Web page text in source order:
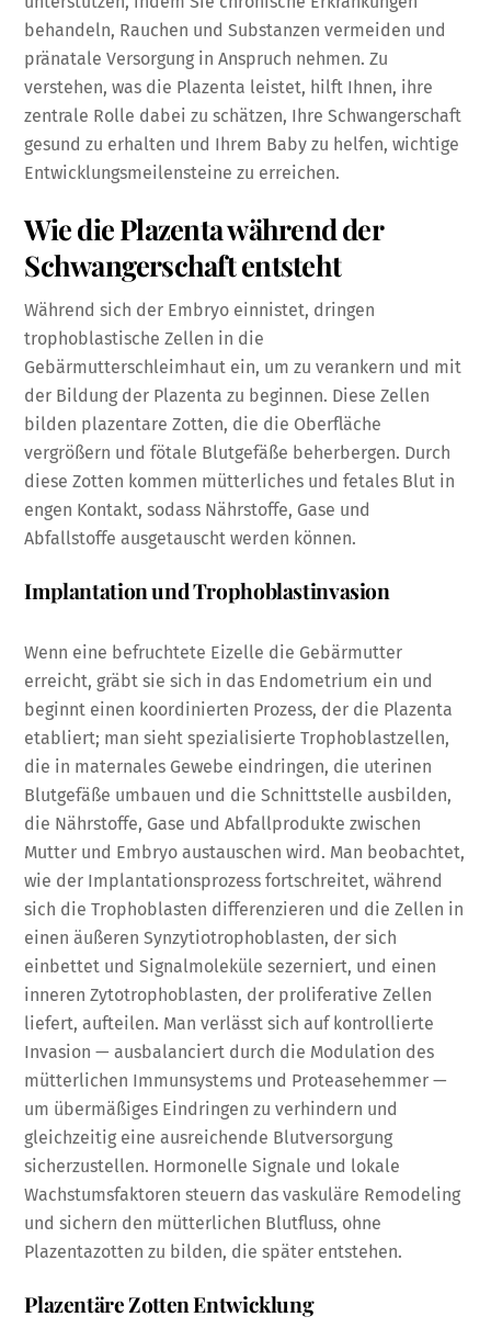
behandeln, Rauchen und Substanzen vermeiden und
pränatale Versorgung in Anspruch nehmen. Zu
verstehen, was die Plazenta leistet, hilft Ihnen, ihre
zentrale Rolle dabei zu schätzen, Ihre Schwangerschaft
gesund zu erhalten und Ihrem Baby zu helfen, wichtige
Entwicklungsmeilensteine zu erreichen.
Wie die Plazenta während der
Schwangerschaft entsteht
Während sich der Embryo einnistet, dringen
trophoblastische Zellen in die
Gebärmutterschleimhaut ein, um zu verankern und mit
der Bildung der Plazenta zu beginnen. Diese Zellen
bilden plazentare Zotten, die die Oberfläche
vergrößern und fötale Blutgefäße beherbergen. Durch
diese Zotten kommen mütterliches und fetales Blut in
engen Kontakt, sodass Nährstoffe, Gase und
Abfallstoffe ausgetauscht werden können.
Implantation und Trophoblastinvasion
Wenn eine befruchtete Eizelle die Gebärmutter
erreicht, gräbt sie sich in das Endometrium ein und
beginnt einen koordinierten Prozess, der die Plazenta
etabliert; man sieht spezialisierte Trophoblastzellen,
die in maternales Gewebe eindringen, die uterinen
Blutgefäße umbauen und die Schnittstelle ausbilden,
die Nährstoffe, Gase und Abfallprodukte zwischen
Mutter und Embryo austauschen wird. Man beobachtet,
wie der Implantationsprozess fortschreitet, während
sich die Trophoblasten differenzieren und die Zellen in
einen äußeren Synzytiotrophoblasten, der sich
einbettet und Signalmoleküle sezerniert, und einen
inneren Zytotrophoblasten, der proliferative Zellen
liefert, aufteilen. Man verlässt sich auf kontrollierte
Invasion — ausbalanciert durch die Modulation des
mütterlichen Immunsystems und Proteasehemmer —
um übermäßiges Eindringen zu verhindern und
gleichzeitig eine ausreichende Blutversorgung
sicherzustellen. Hormonelle Signale und lokale
Wachstumsfaktoren steuern das vaskuläre Remodeling
und sichern den mütterlichen Blutfluss, ohne
Plazentazotten zu bilden, die später entstehen.
Plazentäre Zotten Entwicklung